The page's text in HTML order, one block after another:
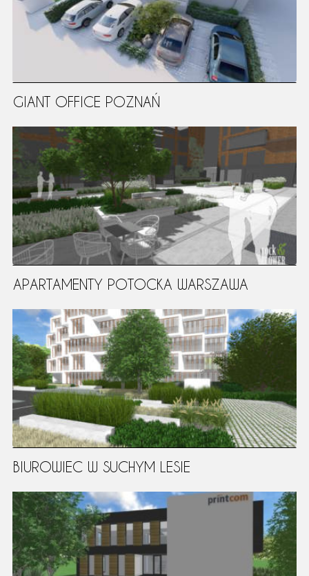
GIANT OFFICE POZNAŃ
APARTAMENTY POTOCKA WARSZAWA
BIUROWIEC W SUCHYM LESIE